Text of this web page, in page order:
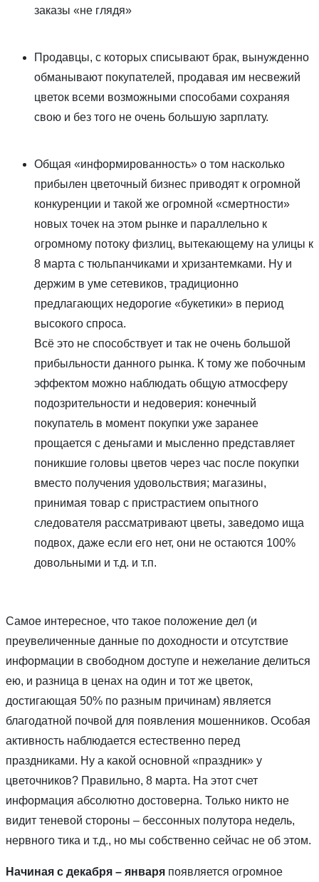
заказы «не глядя»
Продавцы, с которых списывают брак, вынужденно
обманывают покупателей, продавая им несвежий
цветок всеми возможными способами сохраняя
свою и без того не очень большую зарплату.
Общая «информированность» о том насколько
прибылен цветочный бизнес приводят к огромной
конкуренции и такой же огромной «смертности»
новых точек на этом рынке и параллельно к
огромному потоку физлиц, вытекающему на улицы к
8 марта с тюльпанчиками и хризантемками. Ну и
держим в уме сетевиков, традиционно
предлагающих недорогие «букетики» в период
высокого спроса.
Всё это не способствует и так не очень большой
прибыльности данного рынка. К тому же побочным
эффектом можно наблюдать общую атмосферу
подозрительности и недоверия: конечный
покупатель в момент покупки уже заранее
прощается с деньгами и мысленно представляет
поникшие головы цветов через час после покупки
вместо получения удовольствия; магазины,
принимая товар с пристрастием опытного
следователя рассматривают цветы, заведомо ища
подвох, даже если его нет, они не остаются 100%
довольными и т.д. и т.п.
Самое интересное, что такое положение дел (и
преувеличенные данные по доходности и отсутствие
информации в свободном доступе и нежелание делиться
ею, и разница в ценах на один и тот же цветок,
достигающая 50% по разным причинам) является
благодатной почвой для появления мошенников. Особая
активность наблюдается естественно перед
праздниками. Ну а какой основной «праздник» у
цветочников? Правильно, 8 марта. На этот счет
информация абсолютно достоверна. Только никто не
видит теневой стороны – бессонных полутора недель,
нервного тика и т.д., но мы собственно сейчас не об этом.
Начиная с декабря – января появляется огромное